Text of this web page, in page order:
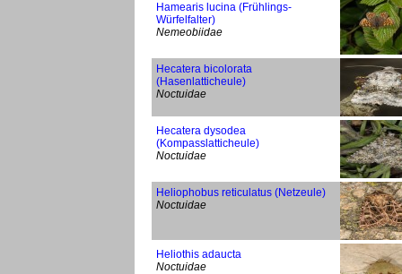
Hamearis lucina (Frühlings-
Würfelfalter)
Nemeobiidae
Hecatera bicolorata
(Hasenlatticheule)
Noctuidae
Hecatera dysodea
(Kompasslatticheule)
Noctuidae
Heliophobus reticulatus (Netzeule)
Noctuidae
Heliothis adaucta
Noctuidae